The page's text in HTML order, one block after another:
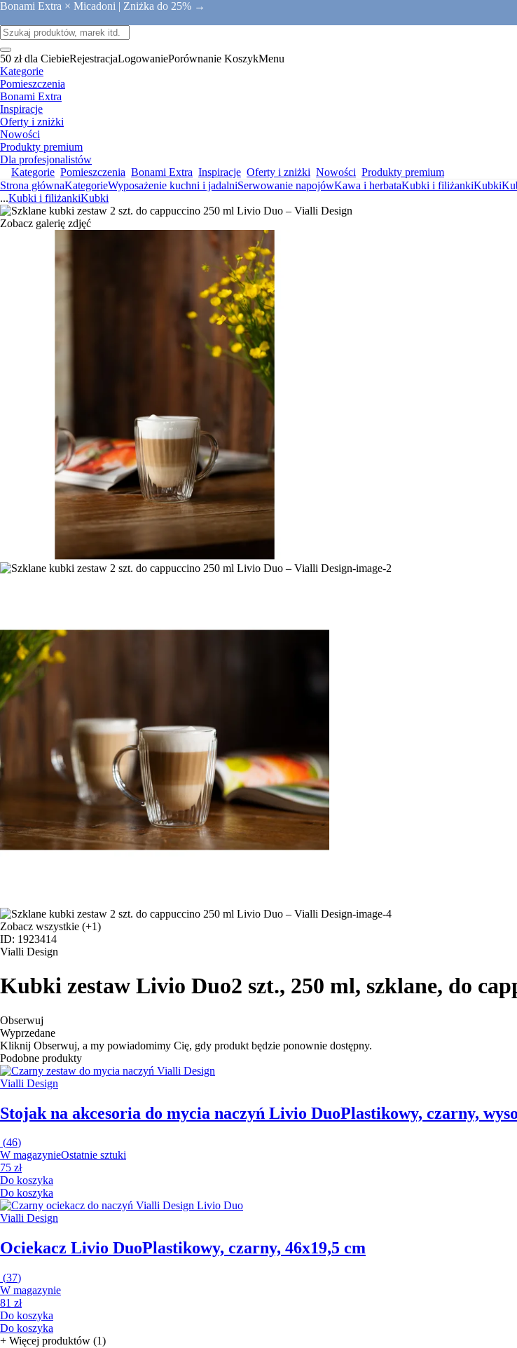
Bonami Extra × Micadoni | Zniżka do 25% →
50 zł dla CiebieRejestracjaLogowaniePorównanie KoszykMenu
Kategorie
Pomieszczenia
Bonami Extra
Inspiracje
Oferty i zniżki
Nowości
Produkty premium
Dla profesjonalistów
Kategorie Pomieszczenia Bonami Extra Inspiracje Oferty i zniżki Nowości Produkty premium
Strona głównaKategorieWyposażenie kuchni i jadalniSerwowanie napojówKawa i herbataKubki i filiżankiKubki
...Kubki i filiżankiKubki
Zobacz galerię zdjęć
Zobacz wszystkie (+1)
ID: 1923414
Vialli Design
Kubki zestaw Livio Duo2 szt., 250 ml, szklane, do
Obserwuj
Wyprzedane
Kliknij Obserwuj, a my powiadomimy Cię, gdy produkt będzie ponownie dostępny.
Podobne produkty
Vialli Design
Stojak na akcesoria do mycia naczyń Livio DuoPlastikowy, czarny,
(46)
W magazynieOstatnie sztuki
75 zł
Do koszyka
Do koszyka
Vialli Design
Ociekacz Livio DuoPlastikowy, czarny, 46x19,5 cm
(37)
W magazynie
81 zł
Do koszyka
Do koszyka
+ Więcej produktów (1)